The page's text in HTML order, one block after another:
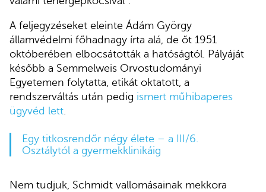
A feljegyzéseket eleinte Ádám György
államvédelmi főhadnagy írta alá, de őt 1951
októberében elbocsátották a hatóságtól. Pályáját
később a Semmelweis Orvostudományi
Egyetemen folytatta, etikát oktatott, a
rendszerváltás után pedig ismert műhibaperes
ügyvéd lett
Egy titkosrendőr négy élete – a III/6.
Osztálytól a gyermekklinikáig
Nem tudjuk, Schmidt vallomásainak mekkora